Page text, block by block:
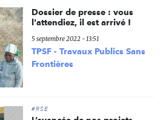
Dossier de presse : vous
l'attendiez, il est arrivé !
5 septembre 2022 - 13:51
TPSF - Travaux Publics Sans
Frontières
#RSE